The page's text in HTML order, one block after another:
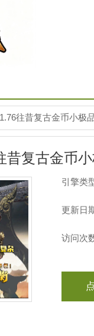
1.76往昔复古金币小
昔复古金币
引擎类
更新日
访问次